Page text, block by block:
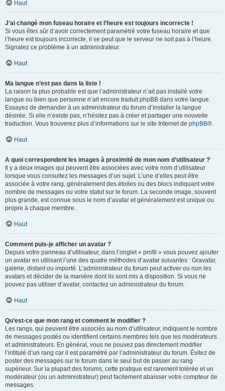
Haut
J’ai changé mon fuseau horaire et l’heure est toujours incorrecte !
Si vous êtes sûr d’avoir correctement paramétré votre fuseau horaire et que
l’heure est toujours incorrecte, il se peut que le serveur ne soit pas à l’heure.
Signalez ce problème à un administrateur.
Haut
Ma langue n’est pas dans la liste !
La raison la plus probable est que l’administrateur n’ait pas installé votre
langue ou bien que personne n’ait encore traduit phpBB dans votre langue.
Essayez de demander à un administrateur du forum d’installer la langue
désirée. Si elle n’existe pas, n’hésitez pas à créer et partager une nouvelle
traduction. Vous trouverez plus d’informations sur le site Internet de phpBB®.
Haut
A quoi correspondent les images à proximité de mon nom d’utilisateur ?
Il y a deux images qui peuvent être associées avec votre nom d’utilisateur
lorsque vous consultez les messages d’un sujet. L’une d’elles peut être
associée à votre rang, généralement des étoiles ou des blocs indiquant votre
nombre de messages ou votre statut sur le forum. La seconde image, souvent
plus grande, est connue sous le nom d’avatar et généralement est unique ou
propre à chaque membre.
Haut
Comment puis-je afficher un avatar ?
Depuis votre panneau d’utilisateur, dans l’onglet « profil » vous pouvez ajouter
un avatar en utilisant l’une des quatre méthodes d’avatar suivantes : Gravatar,
galerie, distant ou importé. L’administrateur du forum peut activer ou non les
avatars et décider de la manière dont ils sont mis à disposition. Si vous ne
pouvez pas utiliser d’avatar, contactez un administrateur du forum.
Haut
Qu’est-ce que mon rang et comment le modifier ?
Les rangs, qui peuvent être associés au nom d’utilisateur, indiquent le nombre
de messages postés ou identifient certains membres tels que les modérateurs
et administrateurs. En général, vous ne pouvez pas directement modifier
l’intitulé d’un rang car il est paramétré par l’administrateur du forum. Évitez de
poster des messages sur le forum dans le seul but de passer au rang
supérieur. Sur la plupart des forums, cette pratique est rarement tolérée et un
modérateur (ou un administrateur) peut facilement abaisser votre compteur de
messages.